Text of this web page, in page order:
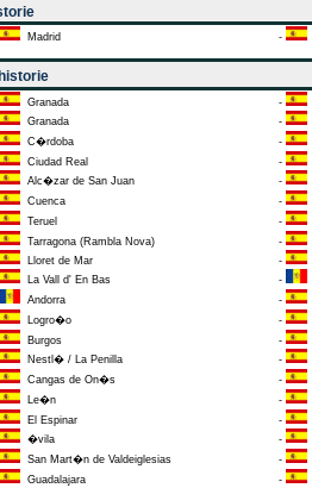
Madrid -
historie
Granada -
Granada -
C�rdoba -
Ciudad Real -
Alc�zar de San Juan -
Cuenca -
Teruel -
Tarragona (Rambla Nova) -
Lloret de Mar -
La Vall d' En Bas -
Andorra -
Logro�o -
Burgos -
Nestl� / La Penilla -
Cangas de On�s -
Le�n -
El Espinar -
�vila -
San Mart�n de Valdeiglesias -
Guadalajara -